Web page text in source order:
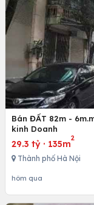
Bán ĐẤT 82m -
kinh Doanh
29.3 tỷ · 135m
2
Thành phố Hà Nội
hôm qua